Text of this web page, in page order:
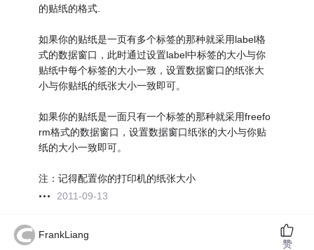
的贴纸的格式.
如果你的贴纸是一页有多个标签的那种就采用label格
式的数据窗口，此时通过设置label中标签的大小与你
贴纸中每个标签的大小一致，设置数据窗口的纸张大
小与你贴纸的纸张大小一致即可。
如果你的贴纸是一面只有一个标签的那种就采用freefo
rm格式的数据窗口，设置数据窗口纸张的大小与你贴
纸的大小一致即可。
注：记得配置你的打印机的纸张大小
2011-09-13
FrankLiang
赞